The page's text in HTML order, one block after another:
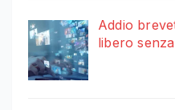
Addio
libero